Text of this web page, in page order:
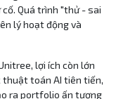
Quá trình "thử - sai
lý hoạt động và
lợi ích còn lớn
thuật toán AI tiên tiến,
ra portfolio ấn tượng